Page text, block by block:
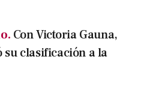
Con Victoria Gauna,
su clasificación a la